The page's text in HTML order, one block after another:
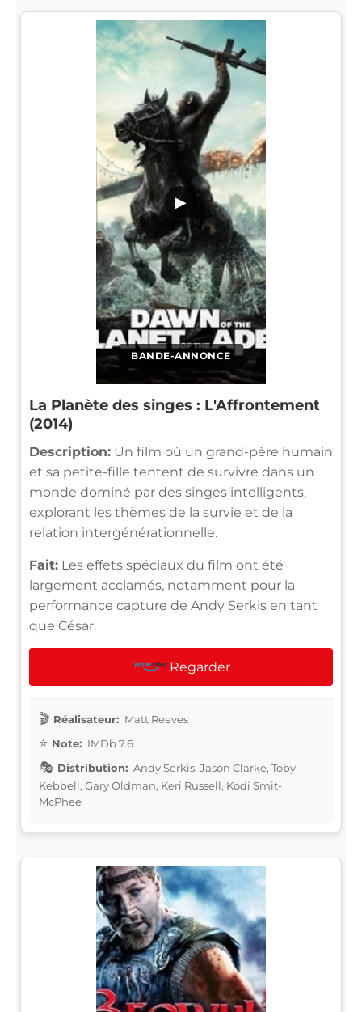
BANDE-ANNONCE
▶
La Planète des singes : L'Affrontement
(2014)
Description: Un film où un grand-père humain
et sa petite-fille tentent de survivre dans un
monde dominé par des singes intelligents,
explorant les thèmes de la survie et de la
relation intergénérationnelle.
Fait: Les effets spéciaux du film ont été
largement acclamés, notamment pour la
performance capture de Andy Serkis en tant
que César.
Regarder
Réalisateur: Matt Reeves
Note: IMDb 7.6
Distribution: Andy Serkis, Jason Clarke, Toby
Kebbell, Gary Oldman, Keri Russell, Kodi Smit-
McPhee